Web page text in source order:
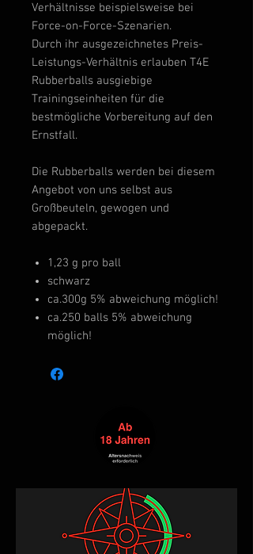
Verhältnisse beispielsweise bei
Force-on-Force-Szenarien.
Durch ihr ausgezeichnetes Preis-
Leistungs-Verhältnis erlauben T4E
Rubberballs ausgiebige
Trainingseinheiten für die
bestmögliche Vorbereitung auf den
Ernstfall.
Die Rubberballs werden bei diesem
Angebot von uns selbst aus
Großbeuteln, gewogen und
abgepackt.
1,23 g pro ball
schwarz
ca.300g 5% abweichung möglich!
ca.250 balls 5% abweichung
möglich!